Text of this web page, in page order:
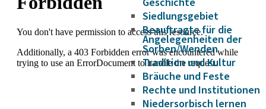
Siedlungsgebiet
Beauftragte für die
Angelegenheiten der
Sorben/Wenden
Tradition und Kultur
Bräuche und Feste
Rechte und Institutionen
Niedersorbisch lernen